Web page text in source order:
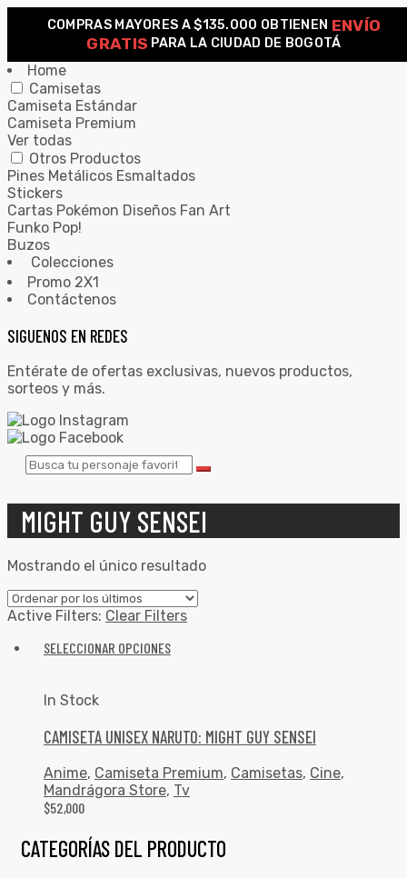
COMPRAS MAYORES A $135.000 OBTIENEN ENVÍO
GRATIS PARA LA CIUDAD DE BOGOTÁ
Home
Camisetas
Camiseta Estándar
Camiseta Premium
Ver todas
Otros Productos
Pines Metálicos Esmaltados
Stickers
Cartas Pokémon Diseños Fan Art
Funko Pop!
Buzos
Colecciones
Promo 2X1
Contáctenos
SIGUENOS EN REDES
Entérate de ofertas exclusivas, nuevos productos,
sorteos y más.
MIGHT GUY SENSEI
Mostrando el único resultado
Active Filters: Clear Filters
SELECCIONAR OPCIONES
In Stock
CAMISETA UNISEX NARUTO: MIGHT GUY SENSEI
Anime, Camiseta Premium, Camisetas, Cine,
Mandrágora Store, Tv
$52,000
CATEGORÍAS DEL PRODUCTO